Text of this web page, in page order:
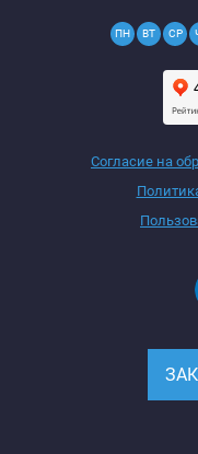
ПН ВТ СР
Согласие на